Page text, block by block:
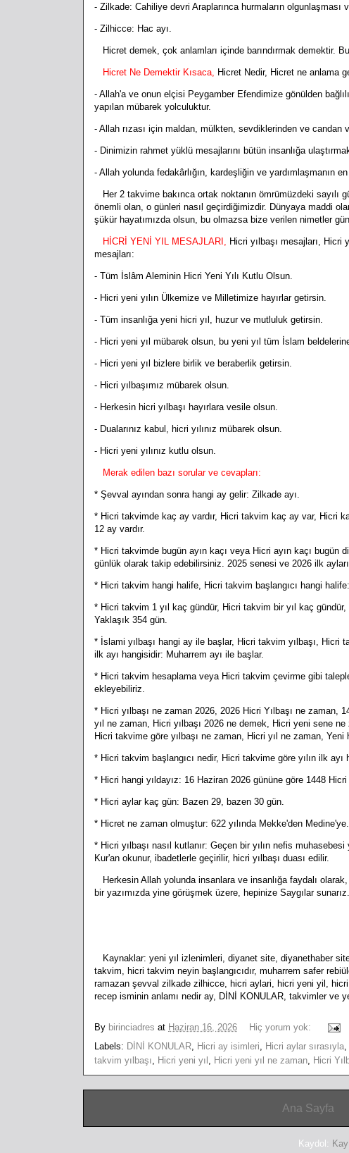
- Zilkade: Cahiliye devri Araplarınca hurmaların olgunlaşması
- Zilhicce: Hac ayı.
Hicret demek, çok anlamları içinde barındırmak demektir.
Hicret Ne Demektir Kısaca, Hicret Nedir, Hicret ne anlama
- Allah'a ve onun elçisi Peygamber Efendimize gönülden
yapılan mübarek yolculuktur.
- Allah rızası için maldan, mülkten, sevdiklerinden ve candan
- Dinimizin rahmet yüklü mesajlarını bütün insanlığa
- Allah yolunda fedakârlığın, kardeşliğin ve yardımlaşmanın en
Her 2 takvime bakınca ortak noktanın ömrümüzdeki
önemli olan, o günleri nasıl geçirdiğimizdir. Dünyaya maddi
şükür hayatımızda olsun, bu olmazsa bize verilen nimetler
HİCRİ YENİ YIL MESAJLARI,
Hicri yılbaşı mesajları, Hicri
mesajları:
- Tüm İslâm Aleminin Hicri Yeni Yılı Kutlu Olsun.
- Hicri yeni yılın Ülkemize ve Milletimize hayırlar getirsin.
- Tüm insanlığa yeni hicri yıl, huzur ve mutluluk getirsin.
- Hicri yeni yıl mübarek olsun, bu yeni yıl tüm İslam
- Hicri yeni yıl bizlere birlik ve beraberlik getirsin.
- Hicri yılbaşımız mübarek olsun.
- Herkesin hicri yılbaşı hayırlara vesile olsun.
- Dualarınız kabul, hicri yılınız mübarek olsun.
- Hicri yeni yılınız kutlu olsun.
Merak edilen bazı sorular ve cevapları:
* Şevval ayından sonra hangi ay gelir: Zilkade ayı.
* Hicri takvimde kaç ay vardır, Hicri takvim kaç ay var, Hicri
12 ay vardır.
* Hicri takvimde bugün ayın kaçı veya Hicri ayın kaçı
günlük olarak takip edebilirsiniz. 2025 senesi ve 2026 ilk
* Hicri takvim hangi halife, Hicri takvim başlangıcı hangi
* Hicri takvim 1 yıl kaç gündür, Hicri takvim bir yıl kaç
Yaklaşık 354 gün.
* İslami yılbaşı hangi ay ile başlar, Hicri takvim yılbaşı, Hicri
ilk ayı hangisidir: Muharrem ayı ile başlar.
* Hicri takvim hesaplama veya Hicri takvim çevirme gibi
ekleyebiliriz.
* Hicri yılbaşı ne zaman 2026, 2026 Hicri Yılbaşı ne zaman,
yıl ne zaman, Hicri yılbaşı 2026 ne demek, Hicri yeni sene
Hicri takvime göre yılbaşı ne zaman, Hicri yıl ne zaman,
* Hicri takvim başlangıcı nedir, Hicri takvime göre yılın ilk ayı
* Hicri hangi yıldayız: 16 Haziran 2026 gününe göre 1448 Hicri
* Hicri aylar kaç gün: Bazen 29, bazen 30 gün.
* Hicret ne zaman olmuştur: 622 yılında Mekke'den Medine'ye.
* Hicri yılbaşı nasıl kutlanır: Geçen bir yılın nefis muhasebesi
Kur'an okunur, ibadetlerle geçirilir, hicri yılbaşı duası edilir.
Herkesin Allah yolunda insanlara ve insanlığa faydalı
bir yazımızda yine görüşmek üzere, hepinize Saygılar
Kaynaklar: yeni yıl izlenimleri, diyanet site, diyanethaber
takvim, hicri takvim neyin başlangıcıdır, muharrem safer
ramazan şevval zilkade zilhicce, hicri aylari, hicri yeni yil,
recep isminin anlamı nedir ay, DİNİ KONULAR, takvimler ve
By birinciadres at Haziran 16, 2026
Hiç yorum yok:
Labels: DİNİ KONULAR Hicri ay isimleri Hicri aylar sırasıyla
takvim yılbaşı
Hicri yeni yıl Hicri yeni yıl ne zaman Hicri
Ana Sayfa
Kaydol: